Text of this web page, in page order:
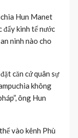
Hun Manet
đẩy kinh tế nước
ninh nào cho
căn cứ quân sự
không
ông Hun
vào kênh Phù